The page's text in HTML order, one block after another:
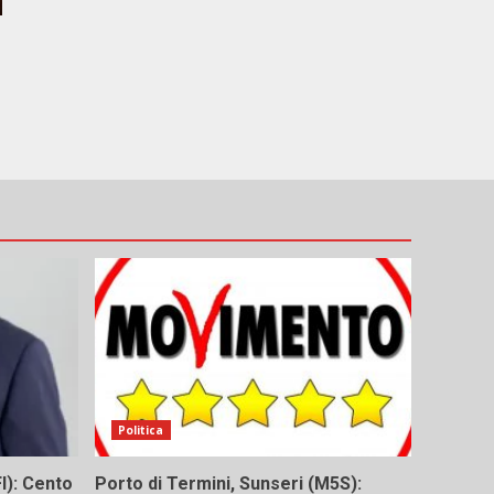
Cento
Politica
Porto di Termini, Sunseri (M5S):